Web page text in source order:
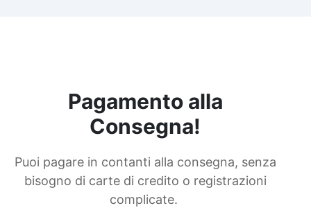
Pagamento alla
Consegna!
Puoi pagare in contanti alla consegna, senza
bisogno di carte di credito o registrazioni
complicate.